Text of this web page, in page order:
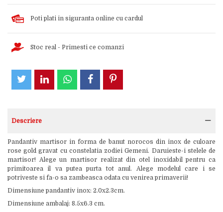
Poti plati in siguranta online cu cardul
Stoc real - Primesti ce comanzi
Descriere
Pandantiv martisor in forma de banut norocos din inox de culoare
rose gold gravat cu constelatia zodiei Gemeni. Daruieste-i stelele de
martisor! Alege un martisor realizat din otel inoxidabil pentru ca
primitoarea il va putea purta tot anul. Alege modelul care i se
potriveste si fa-o sa zambeasca odata cu venirea primaverii!
Dimensiune pandantiv inox: 2.0x2.3cm.
Dimensiune ambalaj: 8.5x6.3 cm.